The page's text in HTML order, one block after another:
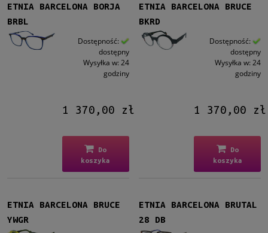
ETNIA BARCELONA BORJA
BRBL
Dostępność:
dostępny
Wysyłka w: 24
godziny
1 370,00 zł
Do
koszyka
ETNIA BARCELONA BRUCE
BKRD
Dostępność:
dostępny
Wysyłka w: 24
godziny
1 370,00 zł
Do
koszyka
ETNIA BARCELONA BRUCE
YWGR
ETNIA BARCELONA BRUTAL
28 DB